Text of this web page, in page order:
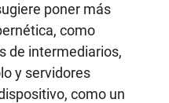
poner más
como
de intermediarios,
y servidores
como un